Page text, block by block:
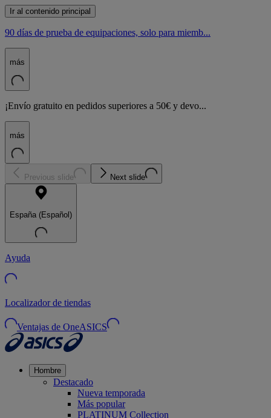
Ir al contenido principal
90 días de prueba de equipaciones, solo para miemb...
más
¡Envío gratuito en pedidos superiores a 50€ y devo...
más
Previous slide Next slide
España (Español)
Ayuda
Localizador de tiendas
Ventajas de OneASICS
Hombre
Destacado
Nueva temporada
Más popular
PLATINUM Collection